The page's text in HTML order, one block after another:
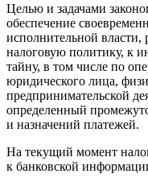
Целью и задачами
обеспечение
исполнительной власти,
налоговую политику, к
тайну, в том числе по
юридического лица,
предпринимательской
определенный
и назначений платежей.
На текущий момент
к банковской